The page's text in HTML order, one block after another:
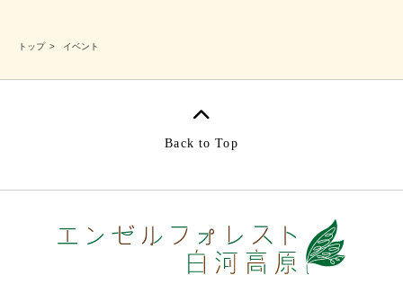
トップ イベント
Back to Top